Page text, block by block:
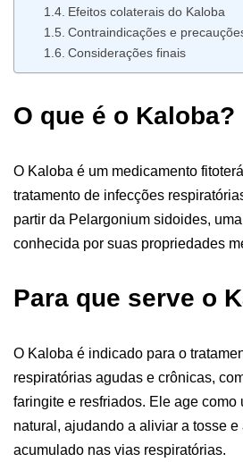
Efeitos colaterais do Kaloba
Contraindicações e
Considerações finais
O que é o Kaloba?
O Kaloba é um medicamento
tratamento de infecções
partir da Pelargonium sidoides,
conhecida por suas propriedades
Para que serve o
O Kaloba é indicado para o
respiratórias agudas e crônicas,
faringite e resfriados. Ele age como
natural, ajudando a aliviar a tosse
acumulado nas vias respiratórias.